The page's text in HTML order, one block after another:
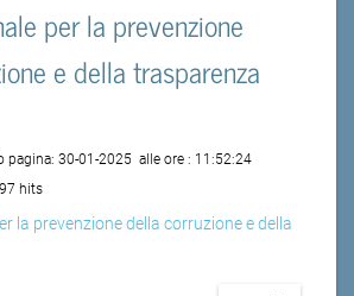
per la prevenzione
e della trasparenza
pagina: 30-01-2025 alle ore : 11:52:24
hits
la prevenzione della corruzione e della